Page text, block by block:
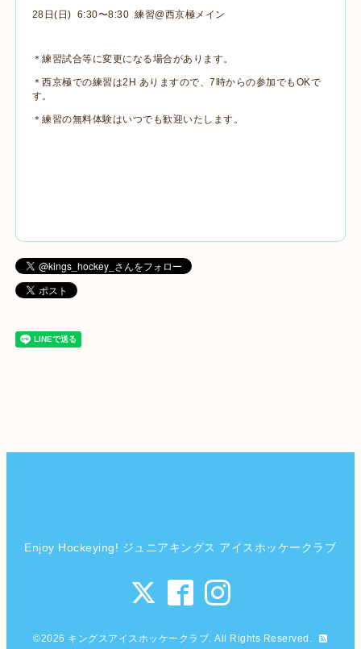
28日(日) 6:30〜8:30 練習@西京極メイン
＊練習試合等に変更になる場合があります。
＊西京極での練習は2H ありますので、7時からの参加でもOKで
す。
＊練習の無料体験はいつでも歓迎いたします。
Enjoy Hockeying! ジュニアキングス アイスホッケークラブ
©2026 キングスアイスホッケークラブ. All Rights Reserved.